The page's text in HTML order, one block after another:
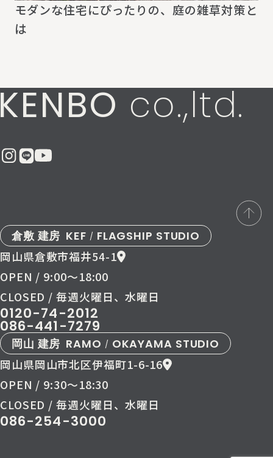
モダンな住宅にぴったりの、庭の雑草対策と
は
co.,ltd.
倉敷 建房 KEF / FLAGSHIP STUDIO
岡山県倉敷市福井54-1
OPEN / 9:00〜18:00
CLOSED / 毎週火曜日、水曜日
0120-74-2012
086-441-7279
岡山 建房 RAMO / OKAYAMA STUDIO
岡山県岡山市北区伊福町1-6-16
OPEN / 9:30〜18:30
CLOSED / 毎週火曜日、水曜日
086-254-3000